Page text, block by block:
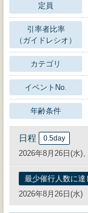
定員
引率者比率
（ガイドレシオ）
カテゴリ
イベントNo.
年齢条件
日程 0.5day
2026年8月26日(水)
最少催行人数に達
2026年8月26日(水)